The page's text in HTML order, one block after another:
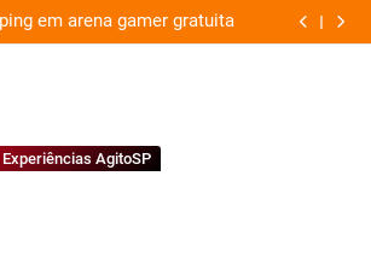
em arena gamer gratuita
Experiências AgitoSP